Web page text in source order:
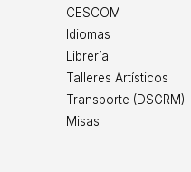
CESCOM
Idiomas
Librería
Talleres Artísticos
Transporte (DSGRM)
Misas